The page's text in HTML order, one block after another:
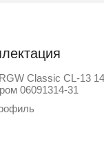
Classic CL-13
06091314-31